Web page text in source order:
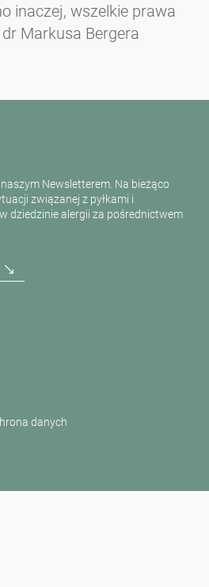
inaczej, wszelkie prawa
Markusa Bergera
Newsletterem. Na bieżąco
związanej z pyłkami i
dziedzinie alergii za pośrednictwem
danych